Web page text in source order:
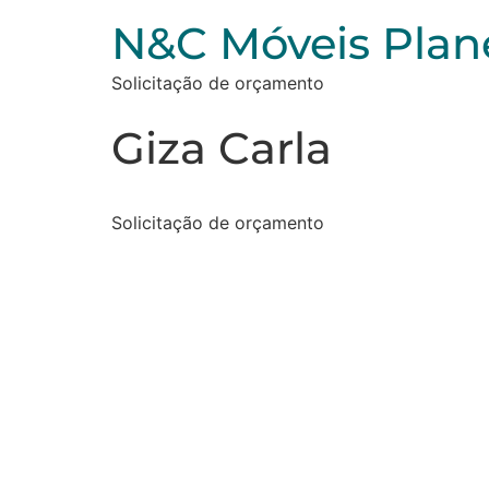
N&C Móveis
Solicitação de orçamento
Giza Carla
Solicitação de orçamento